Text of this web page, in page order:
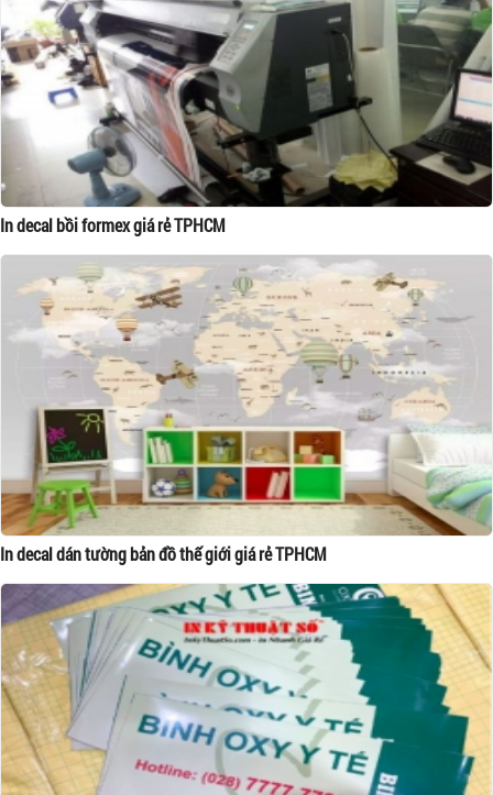
In decal bồi formex giá rẻ TPHCM
In decal dán tường bản đồ thế giới giá rẻ TPHCM